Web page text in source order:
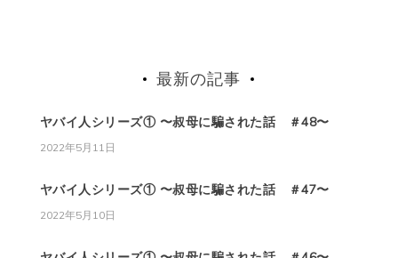
最新の記事
ヤバイ人シリーズ① 〜叔母に騙された話 ＃48〜
2022年5月11日
ヤバイ人シリーズ① 〜叔母に騙された話 ＃47〜
2022年5月10日